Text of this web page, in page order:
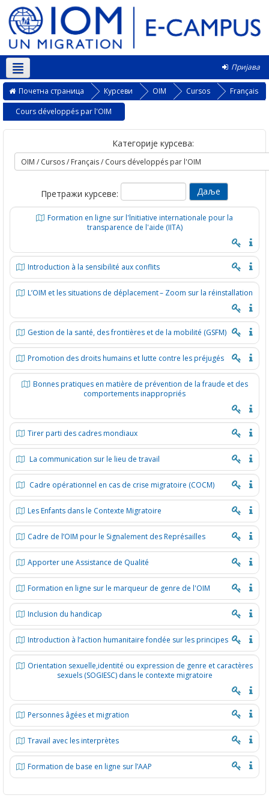
Пријава
Српски ‎(sr_cr)‎
Почетна страница Курсеви OIM Cursos
Français
Cours développés par l'OIM
Категорије курсева:
Претражи курсеве:
Formation en ligne sur l'lnitiative internationale pour la
transparence de l'aide (IITA)
Introduction à la sensibilité aux conflits
L’OIM et les situations de déplacement – Zoom sur la réinstallation
Gestion de la santé, des frontières et de la mobilité (GSFM)
Promotion des droits humains et lutte contre les préjugés
Bonnes pratiques en matière de prévention de la fraude et des
comportements inappropriés
Tirer parti des cadres mondiaux
La communication sur le lieu de travail
Cadre opérationnel en cas de crise migratoire (COCM)
Les Enfants dans le Contexte Migratoire
Cadre de l’OIM pour le Signalement des Représailles
Apporter une Assistance de Qualité
Formation en ligne sur le marqueur de genre de l'OIM
Inclusion du handicap
Introduction à l’action humanitaire fondée sur les principes
Orientation sexuelle,identité ou expression de genre et caractères
sexuels (SOGIESC) dans le contexte migratoire
Personnes âgées et migration
Travail avec les interprètes
Formation de base en ligne sur l’AAP